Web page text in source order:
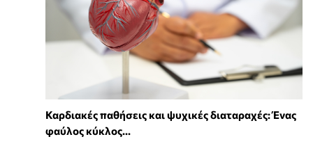
Καρδιακές παθήσεις και ψυχικές διαταραχές: Ένας
φαύλος κύκλος...